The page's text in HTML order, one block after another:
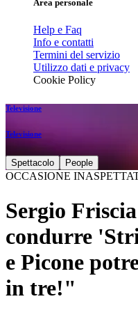
Area personale
Help e Faq
Info e contatti
Termini del servizio
Utilizzo dati e privacy
Cookie Policy
Televisione
Televisione
Spettacolo People
OCCASIONE
Sergio
condurre
e Picone
in tre!"